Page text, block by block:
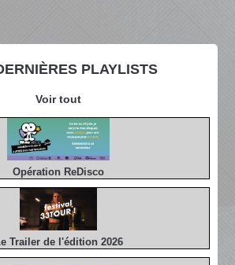
PLAYLISTS
Voir tout
Opération ReDisco
Trailer de l'édition 2026